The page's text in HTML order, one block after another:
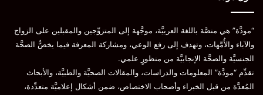
“مودَّة” هي منصَّة باللغة العربيَّة، موجَّهة إلى المتزوِّجين والمقبلين على الزواج
والآباء والأُمَّهات، وتهدف إلى رفع الوعي، ومشاركة المعرفة فيما يخصُّ الصحَّة
الجنسيَّة والصحَّة الإنجابيَّة من منظورٍ علمي.
تقدِّم “مودَّة” المعلومات والدراسات، والمقالات الصحيَّة والطبيَّة، والأبحاث
المُعدَّة من قبل الخبراء وأصحاب الاختصاص، ضمن أشكال إعلاميَّة متعدِّدة،